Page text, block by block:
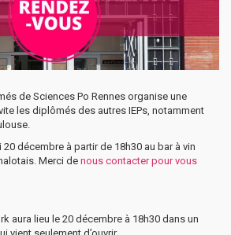
de Sciences Po Rennes organise une
les diplômés des autres IEPs, notamment
décembre à partir de 18h30 au bar à vin
Merci de nous contacter pour vous
aura lieu le 20 décembre à 18h30 dans un